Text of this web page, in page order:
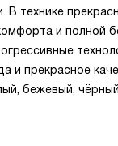
В технике
и полной
и прекрасное
бежевый,